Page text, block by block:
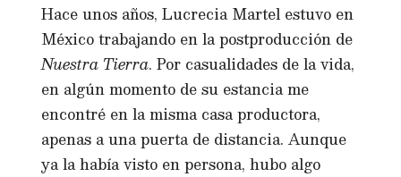
Hace unos años, Lucrecia Martel estuvo en
México trabajando en la postproducción de
Nuestra Tierra. Por casualidades de la vida,
en algún momento de su estancia me
encontré en la misma casa productora,
apenas a una puerta de distancia. Aunque
ya la había visto en persona, hubo algo